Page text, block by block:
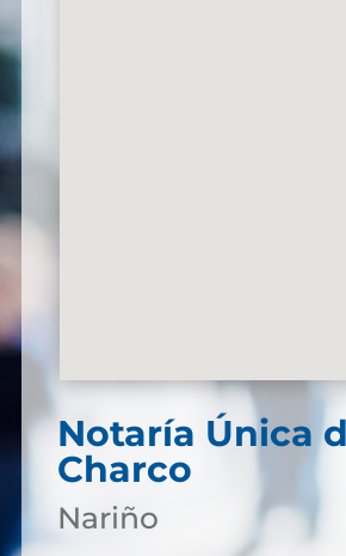
Notaría Única
Charco
Nariño